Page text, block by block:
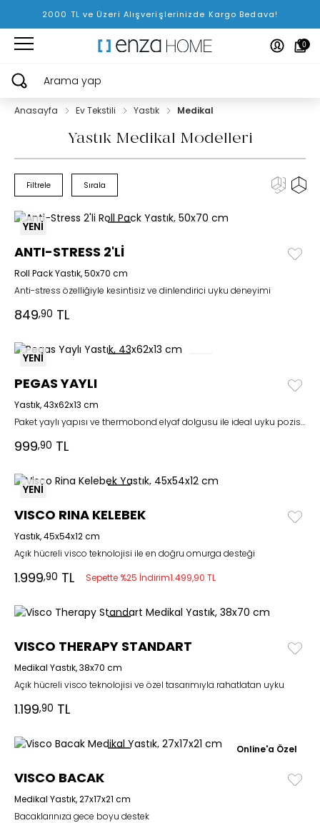
2000 TL ve Üzeri Alışverişlerinizde Kargo Bedava!
0
Arama yap
Anasayfa Ev Tekstili Yastık Medikal
Yastık Medikal Modelleri
Filtrele Sırala
YENİ
ANTI-STRESS 2'Lİ
Roll Pack Yastık, 50x70 cm
Anti-stress özelliğiyle kesintisiz ve dinlendirici uyku deneyimi
849,90 TL
YENİ
PEGAS YAYLI
Yastık, 43x62x13 cm
Paket yaylı yapısı ve thermobond elyaf dolgusu ile ideal uyku pozisyonu
999,90 TL
YENİ
VISCO RINA KELEBEK
Yastık, 45x54x12 cm
Açık hücreli visco teknolojisi ile en doğru omurga desteği
1.999,90 TL Sepette %25 İndirim1.499,90 TL
VISCO THERAPY STANDART
Medikal Yastık, 38x70 cm
Açık hücreli visco teknolojisi ve özel tasarımıyla rahatlatan uyku
1.199,90 TL
Online'a Özel
VISCO BACAK
Medikal Yastık, 27x17x21 cm
Bacaklarınıza gece boyu destek